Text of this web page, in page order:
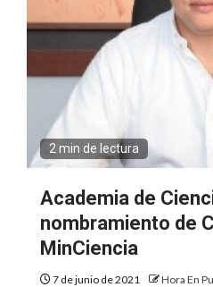
2 min de lectura
Academia de
nombramiento de
MinCiencia
7 de junio de 2021 Hora En